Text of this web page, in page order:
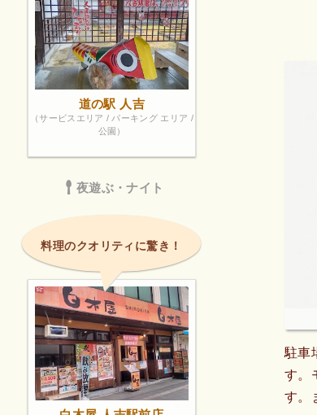
駐車
す。
す。
道の駅 人吉
（サービスエリア / パーキング エリア /
公園）
夜遊ぶ・ナイト
料理のクオリティに驚き！